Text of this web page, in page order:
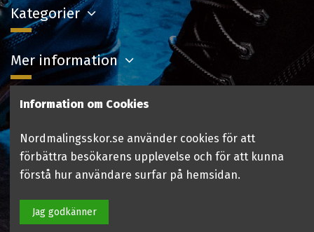
Kategorier
Mer information
Kontakta oss
Följ oss
Information om Cookies
Nordmalingsskor.se använder cookies för att
förbättra besökarens upplevelse och för att kunna
förstå hur användare surfar på hemsidan.
Jag godkänner